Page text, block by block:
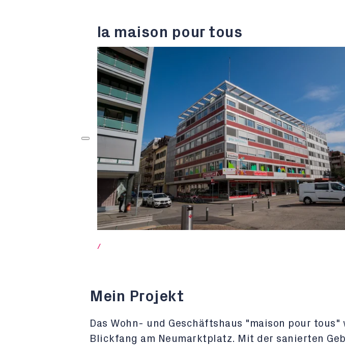
la maison pour tous
/
Mein Projekt
Das Wohn- und Geschäftshaus "maison pour tous"
Blickfang am Neumarktplatz. Mit der sanierten